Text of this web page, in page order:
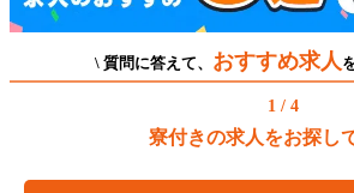
\ 質問に答えて、 おすすめ求人
1 / 4
寮付きの求人をお探し